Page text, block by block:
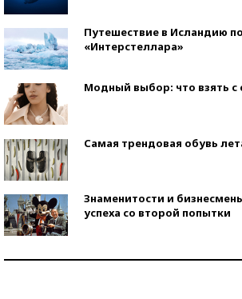
Путешествие в Исландию
«Интерстеллара»
Модный выбор: что взять с
Самая трендовая обувь
Знаменитости и
успеха со второй попытки